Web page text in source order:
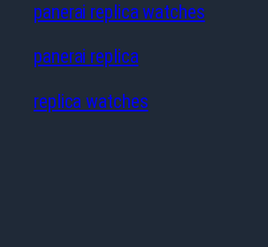
panerai replica watches
panerai replica
replica watches